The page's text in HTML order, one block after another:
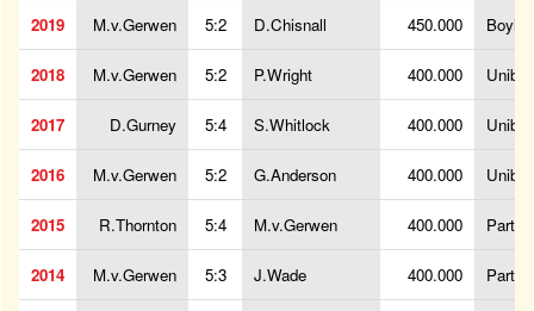
2019 M.v.Gerwen 5:2 D.Chisnall 450.000
2018 M.v.Gerwen 5:2 P.Wright 400.000 Unibet
2017 D.Gurney 5:4 S.Whitlock 400.000 Unibet
2016 M.v.Gerwen 5:2 G.Anderson 400.000 Unibet
2015 R.Thornton 5:4 M.v.Gerwen 400.000
2014 M.v.Gerwen 5:3 J.Wade 400.000